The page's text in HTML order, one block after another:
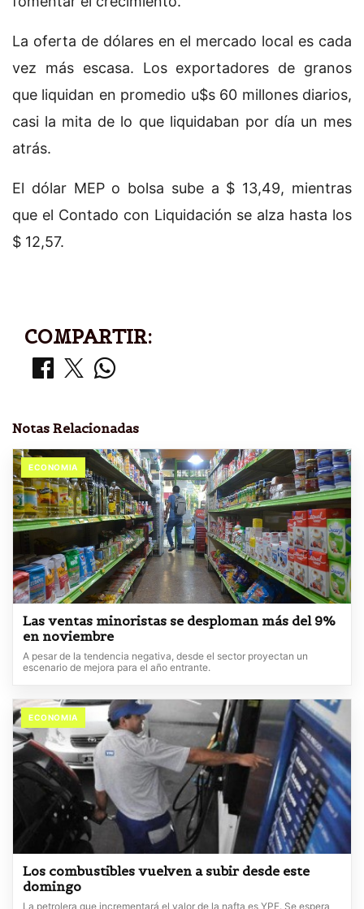
La oferta de dólares en el mercado local es cada
vez más escasa. Los exportadores de granos
que liquidan en promedio u$s 60 millones diarios,
casi la mita de lo que liquidaban por día un mes
atrás.
El dólar MEP o bolsa sube a $ 13,49, mientras
que el Contado con Liquidación se alza hasta los
$ 12,57.
COMPARTIR:
Notas Relacionadas
ECONOMIA
Las ventas minoristas se desploman más del 9%
en noviembre
A pesar de la tendencia negativa, desde el sector proyectan un
escenario de mejora para el año entrante.
ECONOMIA
Los combustibles vuelven a subir desde este
domingo
La petrolera que incrementará el valor de la nafta es YPF. Se espera